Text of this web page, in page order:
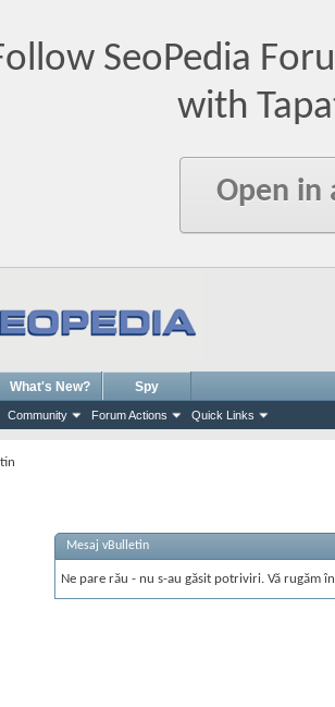
SeoPedia
with
Open in
Community Forum Actions Quick Links
What's New? Spy
Mesaj vBulletin
Ne pare rău - nu s-au găsit potriviri. Vă rugăm